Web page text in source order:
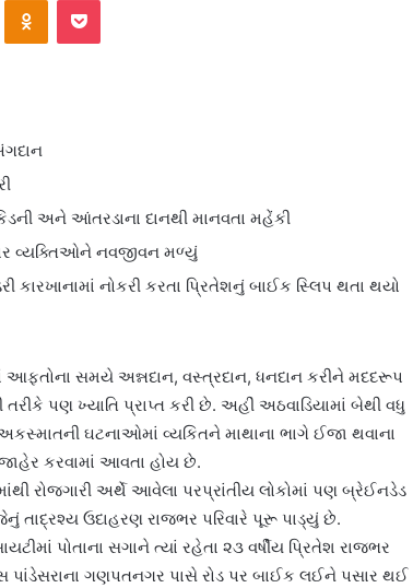
અને આંતરડાના દાનથી માનવતા મહેંકી
વ્યક્તિઓને નવજીવન મળ્યું
નોકરી કરતા પ્રિતેશનું બાઈક સ્લિપ થતા થયો
આફતોના સમયે અન્નદાન, વસ્ત્રદાન, ધનદાન કરીને મદદરૂપ
પણ ખ્યાતિ પ્રાપ્ત કરી છે. અહીં અઠવાડિયામાં બેથી વધુ
ઘટનાઓમાં વ્યકિતને માથાના ભાગે ઈજા થવાના
કરવામાં આવતા હોય છે.
રોજગારી અર્થે આવેલા પરપ્રાંતીય લોકોમાં પણ બ્રેઈનડેડ
તાદ્રશ્ય ઉદાહરણ રાજભર પરિવારે પૂરૂ પાડ્યું છે.
પોતાના સગાને ત્યાં રહેતા ૨૩ વર્ષીય પ્રિતેશ રાજભર
પાંડેસરાના ગણપતનગર પાસે રોડ પર બાઈક લઈને પસાર થઈ